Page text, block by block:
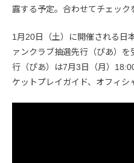
露する予定。合わせてチェック
1月20日（土）に開催される日
ァンクラブ抽選先行（ぴあ）
行（ぴあ）は7月3日（月）
ケットプレイガイド、オフィシ